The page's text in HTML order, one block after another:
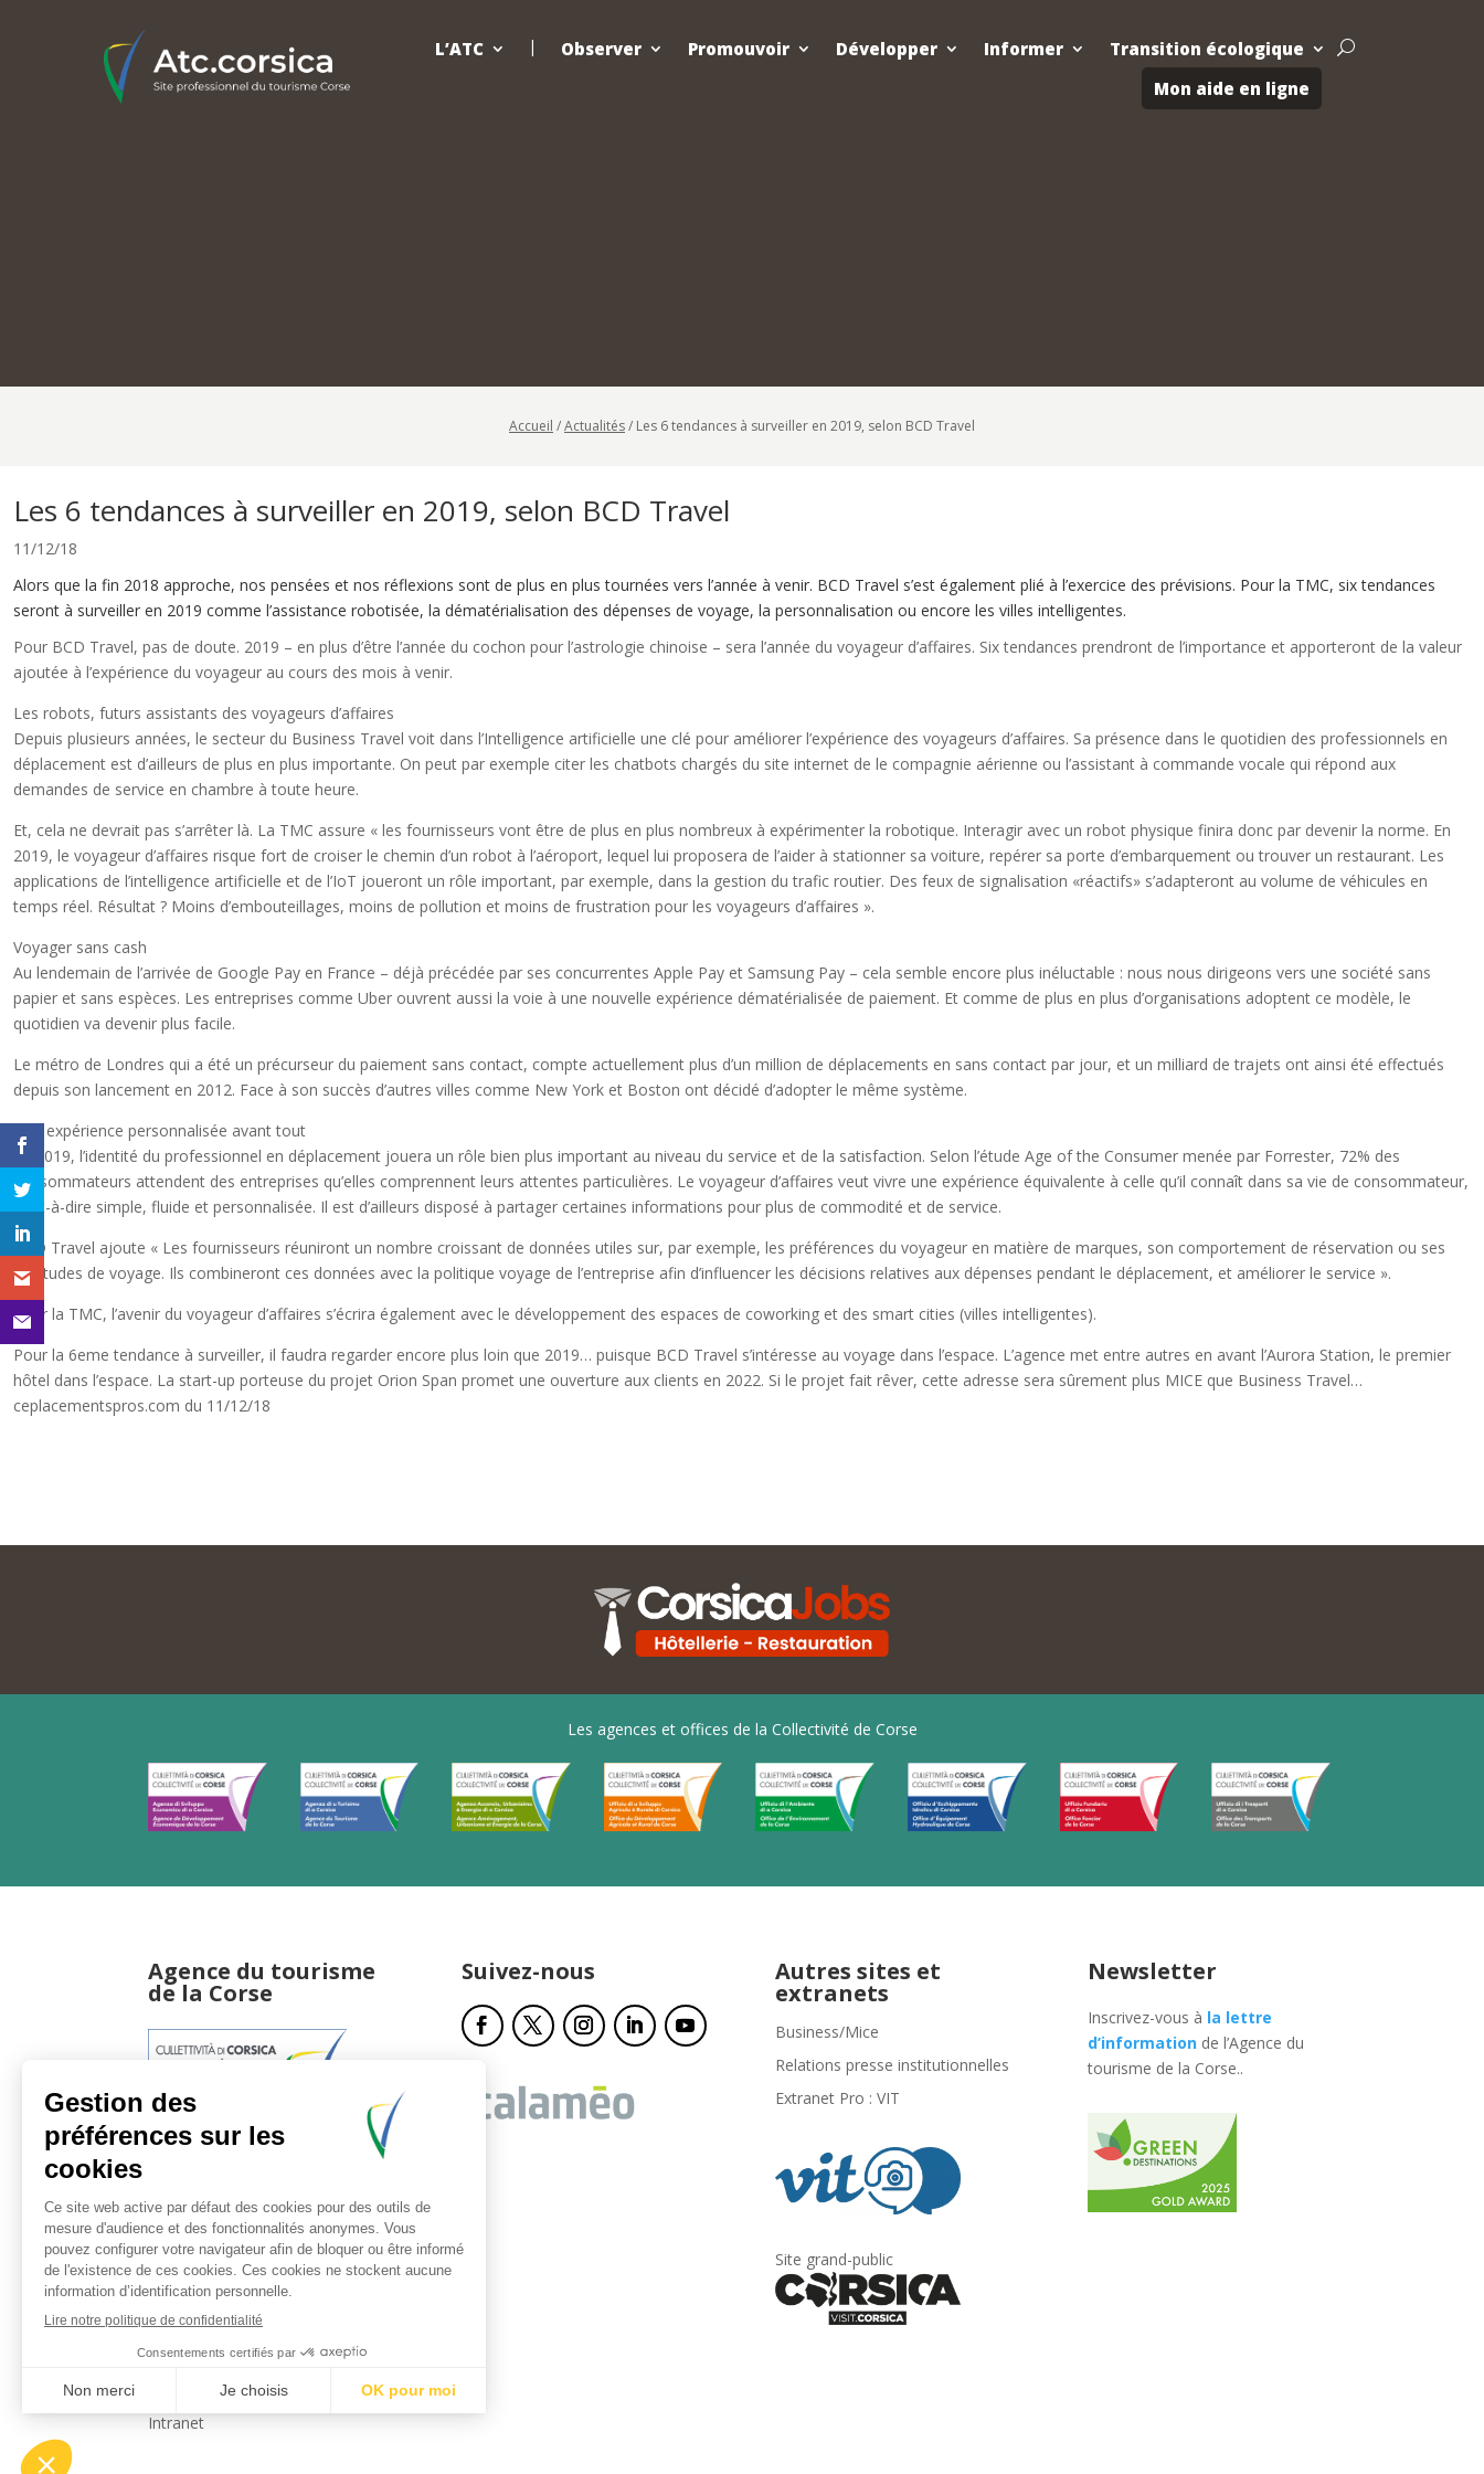
L’ATC Observer Promouvoir Développer Informer
Transition écologique
Mon aide en ligne
U
Accueil /Actualités/ Les 6 tendances à surveiller en 2019, selon BCD Travel
Les 6 tendances à surveiller en 2019, selon BCD Travel
11/12/18
Alors que la fin 2018 approche, nos pensées et nos réflexions sont de plus en plus tournées vers l’année à venir. BCD Travel s’est également plié à l’exercice des prévisions. Pour la TMC, six tendances
seront à surveiller en 2019 comme l’assistance robotisée, la dématérialisation des dépenses de voyage, la personnalisation ou encore les villes intelligentes.
Pour BCD Travel, pas de doute. 2019 – en plus d’être l’année du cochon pour l’astrologie chinoise – sera l’année du voyageur d’affaires. Six tendances prendront de l’importance et apporteront de la valeur
ajoutée à l’expérience du voyageur au cours des mois à venir.
Les robots, futurs assistants des voyageurs d’affaires
Depuis plusieurs années, le secteur du Business Travel voit dans l’Intelligence artificielle une clé pour améliorer l’expérience des voyageurs d’affaires. Sa présence dans le quotidien des professionnels en
déplacement est d’ailleurs de plus en plus importante. On peut par exemple citer les chatbots chargés du site internet de le compagnie aérienne ou l’assistant à commande vocale qui répond aux
demandes de service en chambre à toute heure.
Et, cela ne devrait pas s’arrêter là. La TMC assure « les fournisseurs vont être de plus en plus nombreux à expérimenter la robotique. Interagir avec un robot physique finira donc par devenir la norme. En
2019, le voyageur d’affaires risque fort de croiser le chemin d’un robot à l’aéroport, lequel lui proposera de l’aider à stationner sa voiture, repérer sa porte d’embarquement ou trouver un restaurant. Les
applications de l’intelligence artificielle et de l’IoT joueront un rôle important, par exemple, dans la gestion du trafic routier. Des feux de signalisation «réactifs» s’adapteront au volume de véhicules en
temps réel. Résultat ? Moins d’embouteillages, moins de pollution et moins de frustration pour les voyageurs d’affaires ».
Voyager sans cash
Au lendemain de l’arrivée de Google Pay en France – déjà précédée par ses concurrentes Apple Pay et Samsung Pay – cela semble encore plus inéluctable : nous nous dirigeons vers une société sans
papier et sans espèces. Les entreprises comme Uber ouvrent aussi la voie à une nouvelle expérience dématérialisée de paiement. Et comme de plus en plus d’organisations adoptent ce modèle, le
quotidien va devenir plus facile.
Le métro de Londres qui a été un précurseur du paiement sans contact, compte actuellement plus d’un million de déplacements en sans contact par jour, et un milliard de trajets ont ainsi été effectués
depuis son lancement en 2012. Face à son succès d’autres villes comme New York et Boston ont décidé d’adopter le même système.
Une expérience personnalisée avant tout
En 2019, l’identité du professionnel en déplacement jouera un rôle bien plus important au niveau du service et de la satisfaction. Selon l’étude Age of the Consumer menée par Forrester, 72% des
consommateurs attendent des entreprises qu’elles comprennent leurs attentes particulières. Le voyageur d’affaires veut vivre une expérience équivalente à celle qu’il connaît dans sa vie de consommateur,
c’est-à-dire simple, fluide et personnalisée. Il est d’ailleurs disposé à partager certaines informations pour plus de commodité et de service.
BCD Travel ajoute « Les fournisseurs réuniront un nombre croissant de données utiles sur, par exemple, les préférences du voyageur en matière de marques, son comportement de réservation ou ses
habitudes de voyage. Ils combineront ces données avec la politique voyage de l’entreprise afin d’influencer les décisions relatives aux dépenses pendant le déplacement, et améliorer le service ».
Pour la TMC, l’avenir du voyageur d’affaires s’écrira également avec le développement des espaces de coworking et des smart cities (villes intelligentes).
Pour la 6eme tendance à surveiller, il faudra regarder encore plus loin que 2019… puisque BCD Travel s’intéresse au voyage dans l’espace. L’agence met entre autres en avant l’Aurora Station, le premier
hôtel dans l’espace. La start-up porteuse du projet Orion Span promet une ouverture aux clients en 2022. Si le projet fait rêver, cette adresse sera sûrement plus MICE que Business Travel…
ceplacementspros.com du 11/12/18
Les agences et offices de la Collectivité de Corse
Agence du tourisme
de la Corse
20181 Ajaccio Cedex 01
T : 04 95 51 77 77
Accueil et horaires
Nous contacter
Politique de confidentialité
Mentions légales
Intranet
Suivez-nous Autres sites et
extranets
Business/Mice
Relations presse institutionnelles
Extranet Pro : VIT
Site grand-public
Newsletter
Inscrivez-vous à la lettre
d’information de l’Agence du
tourisme de la Corse..